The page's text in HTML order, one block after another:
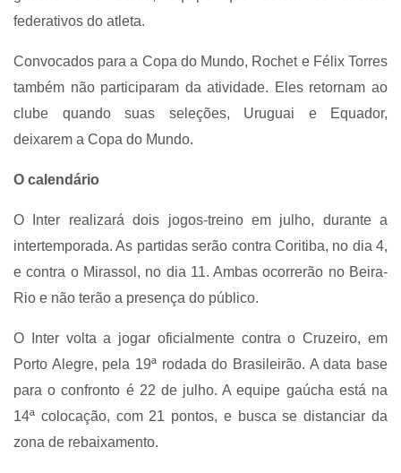
federativos do atleta.
Convocados para a Copa do Mundo, Rochet e Félix Torres
também não participaram da atividade. Eles retornam ao
clube quando suas seleções, Uruguai e Equador,
deixarem a Copa do Mundo.
O calendário
O Inter realizará dois jogos-treino em julho, durante a
intertemporada. As partidas serão contra Coritiba, no dia 4,
e contra o Mirassol, no dia 11. Ambas ocorrerão no Beira-
Rio e não terão a presença do público.
O Inter volta a jogar oficialmente contra o Cruzeiro, em
Porto Alegre, pela 19ª rodada do Brasileirão. A data base
para o confronto é 22 de julho. A equipe gaúcha está na
14ª colocação, com 21 pontos, e busca se distanciar da
zona de rebaixamento.